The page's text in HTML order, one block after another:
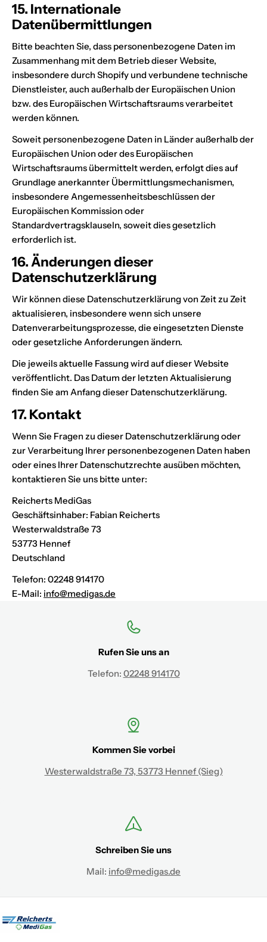
15. Internationale
Datenübermittlungen
Bitte beachten Sie, dass personenbezogene Daten im
Zusammenhang mit dem Betrieb dieser Website,
insbesondere durch Shopify und verbundene technische
Dienstleister, auch außerhalb der Europäischen Union
bzw. des Europäischen Wirtschaftsraums verarbeitet
werden können.
Soweit personenbezogene Daten in Länder außerhalb der
Europäischen Union oder des Europäischen
Wirtschaftsraums übermittelt werden, erfolgt dies auf
Grundlage anerkannter Übermittlungsmechanismen,
insbesondere Angemessenheitsbeschlüssen der
Europäischen Kommission oder
Standardvertragsklauseln, soweit dies gesetzlich
erforderlich ist.
16. Änderungen dieser
Datenschutzerklärung
Wir können diese Datenschutzerklärung von Zeit zu Zeit
aktualisieren, insbesondere wenn sich unsere
Datenverarbeitungsprozesse, die eingesetzten Dienste
oder gesetzliche Anforderungen ändern.
Die jeweils aktuelle Fassung wird auf dieser Website
veröffentlicht. Das Datum der letzten Aktualisierung
finden Sie am Anfang dieser Datenschutzerklärung.
17. Kontakt
Wenn Sie Fragen zu dieser Datenschutzerklärung oder
zur Verarbeitung Ihrer personenbezogenen Daten haben
oder eines Ihrer Datenschutzrechte ausüben möchten,
kontaktieren Sie uns bitte unter:
Reicherts MediGas
Geschäftsinhaber: Fabian Reicherts
Westerwaldstraße 73
53773 Hennef
Deutschland
Telefon: 02248 914170
E-Mail: info@medigas.de
Rufen Sie uns an
Telefon: 02248 914170
Kommen Sie vorbei
Westerwaldstraße 73, 53773 Hennef (Sieg)
Schreiben Sie uns
Mail: info@medigas.de